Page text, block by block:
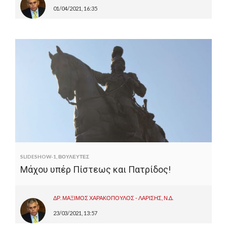
01/04/2021, 16:35
SLIDESHOW-1 ΒΟΥΛΕΥΤΕΣ
Μάχου υπέρ Πίστεως και Πατρίδος!
ΔΡ. ΜΑΞΙΜΟΣ ΧΑΡΑΚΟΠΟΥΛΟΣ - ΛΑΡΙΣΗΣ, Ν.Δ.
23/03/2021, 13:57